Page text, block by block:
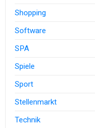
Shopping
Software
SPA
Spiele
Sport
Stellenmarkt
Technik